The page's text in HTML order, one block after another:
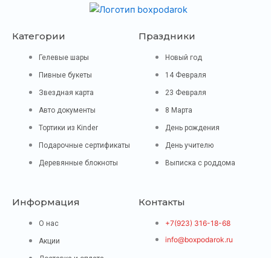
Категории
Гелевые шары
Пивные букеты
Звездная карта
Авто документы
Тортики из Kinder
Подарочные сертификаты
Деревянные блокноты
Праздники
Новый год
14 Февраля
23 Февраля
8 Марта
День рождения
День учителю
Выписка с роддома
Информация
О нас
Акции
Контакты
+7(923) 316-18-68
info@boxpodarok.ru